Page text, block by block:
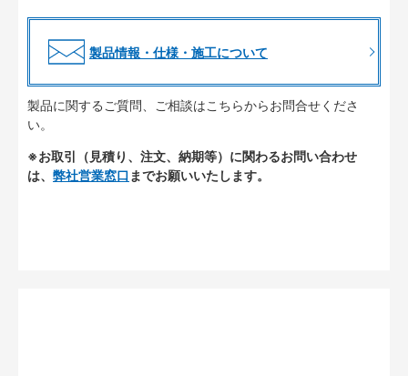
製品情報・仕様・施工について
製品に関するご質問、ご相談はこちらからお問合せくださ
い。
※お取引（見積り、注文、納期等）に関わるお問い合わせ
は、 弊社営業窓口 までお願いいたします。